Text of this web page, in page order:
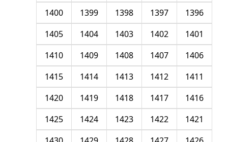
1396
1397
1398
1399
1400
1401
1402
1403
1404
1405
1406
1407
1408
1409
1410
1411
1412
1413
1414
1415
1416
1417
1418
1419
1420
1421
1422
1423
1424
1425